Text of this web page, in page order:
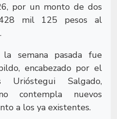
por un monto de dos
mil 125 pesos al
semana pasada fue
encabezado por el
Salgado,
contempla nuevos
a los ya existentes.